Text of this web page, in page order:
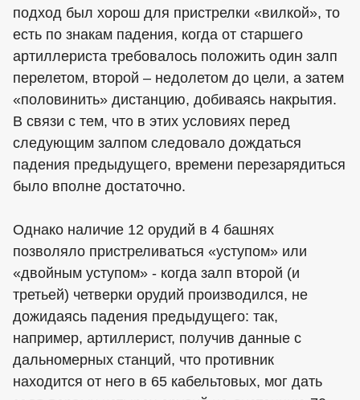
подход был хорош для пристрелки «вилкой», то
есть по знакам падения, когда от старшего
артиллериста требовалось положить один залп
перелетом, второй – недолетом до цели, а затем
«половинить» дистанцию, добиваясь накрытия.
В связи с тем, что в этих условиях перед
следующим залпом следовало дождаться
падения предыдущего, времени перезарядиться
было вполне достаточно.
Однако наличие 12 орудий в 4 башнях
позволяло пристреливаться «уступом» или
«двойным уступом» - когда залп второй (и
третьей) четверки орудий производился, не
дожидаясь падения предыдущего: так,
например, артиллерист, получив данные с
дальномерных станций, что противник
находится от него в 65 кабельтовых, мог дать